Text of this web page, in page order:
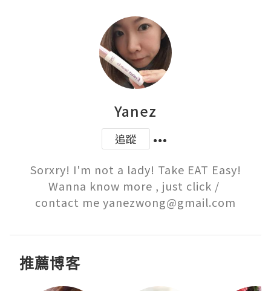
Yanez
追蹤
Sorxry! I'm not a lady! Take EAT Easy!
Wanna know more , just click /
contact me yanezwong@gmail.com
推薦博客